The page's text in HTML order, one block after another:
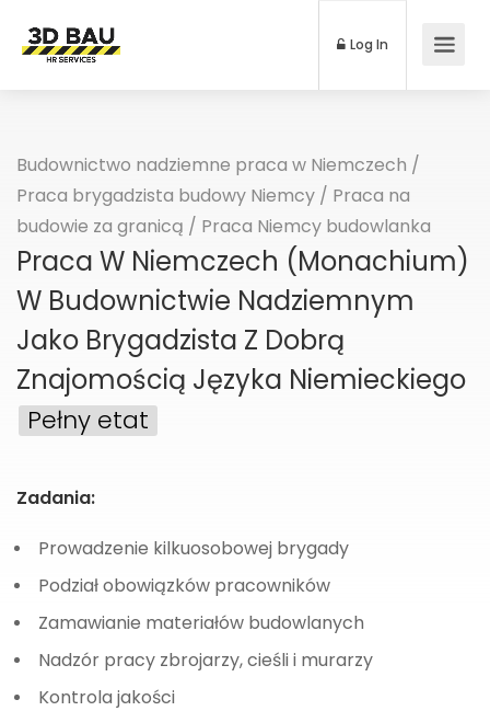
Log In
Budownictwo nadziemne praca w Niemczech /
Praca brygadzista budowy Niemcy / Praca na
budowie za granicą / Praca Niemcy budowlanka
Praca W Niemczech (Monachium)
W Budownictwie Nadziemnym
Jako Brygadzista Z Dobrą
Znajomością Języka Niemieckiego
Pełny etat
Zadania:
Prowadzenie kilkuosobowej brygady
Podział obowiązków pracowników
Zamawianie materiałów budowlanych
Nadzór pracy zbrojarzy, cieśli i murarzy
Kontrola jakości